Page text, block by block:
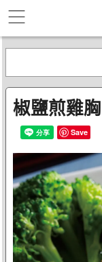
椒鹽煎雞胸
Save